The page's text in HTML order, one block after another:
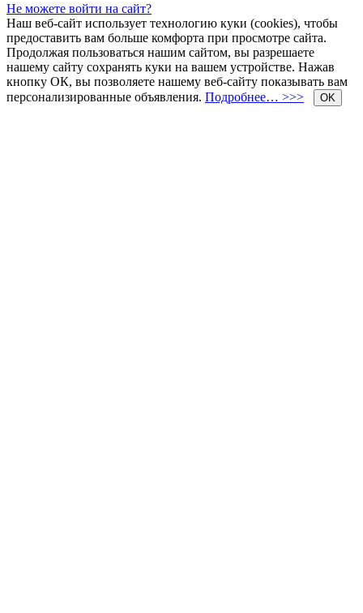
Не можете войти на сайт?
Наш веб-сайт использует технологию куки (cookies), чтобы
предоставить вам больше комфорта при просмотре сайта.
Продолжая пользоваться нашим сайтом, вы разрешаете
нашему сайту сохранять куки на вашем устройстве. Нажав
кнопку ОК, вы позволяете нашему веб-сайту показывать вам
персонализированные объявления. Подробнее… >>> OK